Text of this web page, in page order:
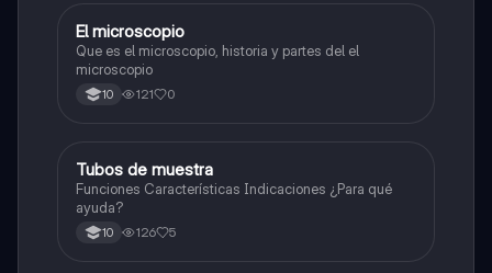
Química
El microscopio
Que es el microscopio, historia y partes del el
microscopio
10 121 0
Química
Tubos de muestra
Funciones Características Indicaciones ¿Para qué
ayuda?
10 126 5